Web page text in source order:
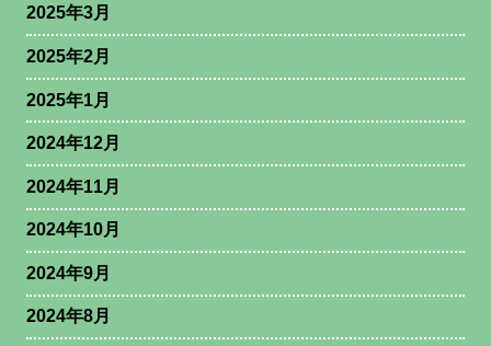
2025年3月
2025年2月
2025年1月
2024年12月
2024年11月
2024年10月
2024年9月
2024年8月